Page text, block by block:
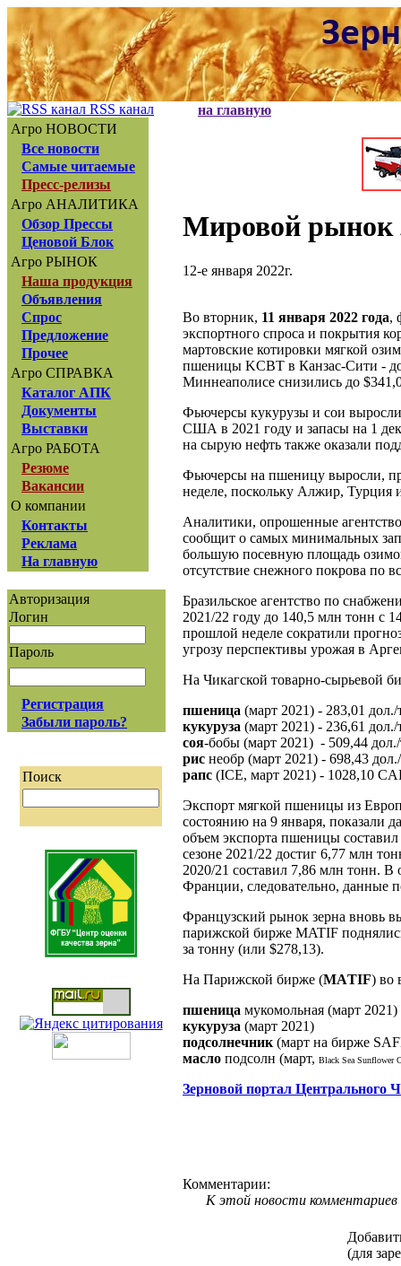
RSS канал
Агро НОВОСТИ
Все новости
Самые читаемые
Пресс-релизы
Агро АНАЛИТИКА
Обзор Прессы
Ценовой Блок
Агро РЫНОК
Наша продукция
Объявления
Спрос
Предложение
Прочее
Агро СПРАВКА
Каталог АПК
Документы
Выставки
Агро РАБОТА
Резюме
Вакансии
О компании
Контакты
Реклама
На главную
Авторизация
Логин
Пароль
Регистрация
Забыли пароль?
Поиск
на главную
Мировой рынок
12-е января 2022г.
Во вторник, 11 января 2022 года,
экспортного спроса и покрытия
мартовские котировки мягкой
пшеницы KCBT в Канзас-Сити -
Миннеаполисе снизились до
Фьючерсы кукурузы и сои
США в 2021 году и запасы на 1
на сырую нефть также оказали
Фьючерсы на пшеницу выросли,
неделе, поскольку Алжир,
Аналитики, опрошенные
сообщит о самых минимальных
большую посевную площадь
отсутствие снежного покрова по
Бразильское агентство по
2021/22 году до 140,5 млн тонн с
прошлой неделе сократили
угрозу перспективы урожая в
На Чикагской товарно-сырьевой
пшеница (март 2021) - 283,01
кукуруза (март 2021) - 236,61
соя-бобы (март 2021) - 509,44
рис необр (март 2021) - 698,43
рапс (ICE, март 2021) - 1028,10
Экспорт мягкой пшеницы из
состоянию на 9 января, показали
объем экспорта пшеницы
сезоне 2021/22 достиг 6,77 млн
2020/21 составил 7,86 млн тонн.
Франции, следовательно, данные
Французский рынок зерна вновь
парижской бирже MATIF
за тонну (или $278,13).
На Парижской бирже (МАTIF) во
пшеница мукомольная (март
кукуруза (март 2021) -
подсолнечник (март на бирже
масло подсолн (март, Black Sea Sunflower
Зерновой портал Центрального
Комментарии:
К этой новости комментариев
(для